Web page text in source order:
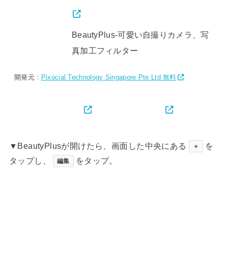
BeautyPlus-可愛い自撮りカメラ、写
真加工フィルター
開発元 : Pixocial Technology Singapore Pte Ltd 無料
▼BeautyPlusが開けたら、画面した中央にある ＋
を
タップし、
編集 をタップ。